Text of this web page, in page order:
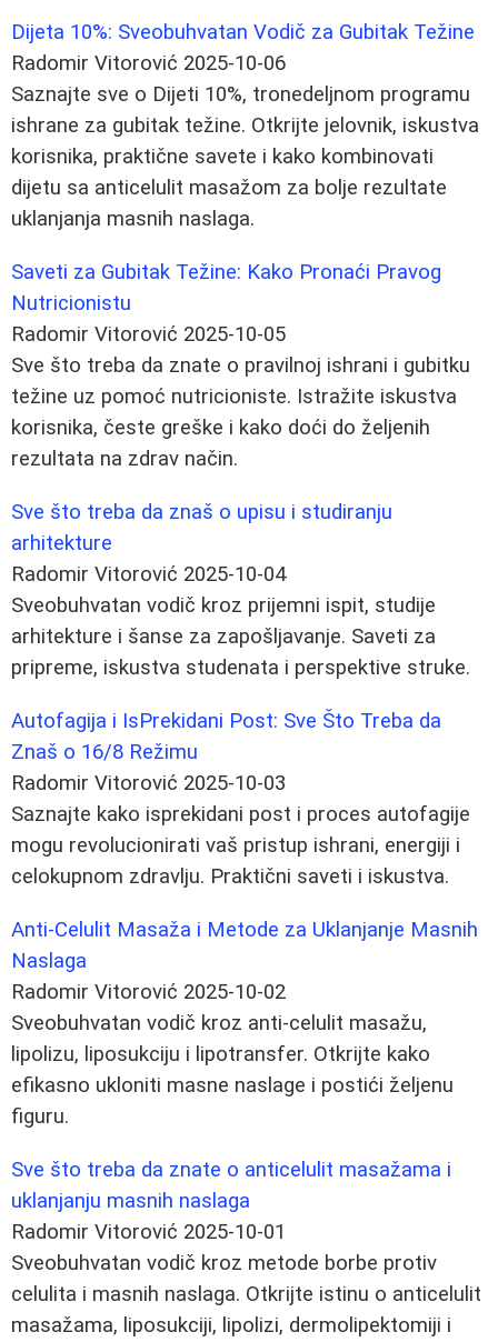
Dijeta 10%: Sveobuhvatan Vodič za Gubitak Težine
Radomir Vitorović 2025-10-06
Saznajte sve o Dijeti 10%, tronedeljnom programu
ishrane za gubitak težine. Otkrijte jelovnik, iskustva
korisnika, praktične savete i kako kombinovati
dijetu sa anticelulit masažom za bolje rezultate
uklanjanja masnih naslaga.
Saveti za Gubitak Težine: Kako Pronaći Pravog
Nutricionistu
Radomir Vitorović 2025-10-05
Sve što treba da znate o pravilnoj ishrani i gubitku
težine uz pomoć nutricioniste. Istražite iskustva
korisnika, česte greške i kako doći do željenih
rezultata na zdrav način.
Sve što treba da znaš o upisu i studiranju
arhitekture
Radomir Vitorović 2025-10-04
Sveobuhvatan vodič kroz prijemni ispit, studije
arhitekture i šanse za zapošljavanje. Saveti za
pripreme, iskustva studenata i perspektive struke.
Autofagija i IsPrekidani Post: Sve Što Treba da
Znaš o 16/8 Režimu
Radomir Vitorović 2025-10-03
Saznajte kako isprekidani post i proces autofagije
mogu revolucionirati vaš pristup ishrani, energiji i
celokupnom zdravlju. Praktični saveti i iskustva.
Anti-Celulit Masaža i Metode za Uklanjanje Masnih
Naslaga
Radomir Vitorović 2025-10-02
Sveobuhvatan vodič kroz anti-celulit masažu,
lipolizu, liposukciju i lipotransfer. Otkrijte kako
efikasno ukloniti masne naslage i postići željenu
figuru.
Sve što treba da znate o anticelulit masažama i
uklanjanju masnih naslaga
Radomir Vitorović 2025-10-01
Sveobuhvatan vodič kroz metode borbe protiv
celulita i masnih naslaga. Otkrijte istinu o anticelulit
masažama, liposukciji, lipolizi, dermolipektomiji i